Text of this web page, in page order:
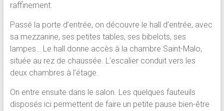
raffinement.
Passé la porte d’entrée, on découvre le hall d’entrée, avec
sa mezzanine, ses petites tables, ses bibelots, ses
lampes… Le hall donne accès à la chambre Saint-Malo,
située au rez de chaussée. L’escalier conduit vers les
deux chambres à l’étage.
On entre ensuite dans le salon. Les quelques fauteuils
disposés ici permettent de faire un petite pause bien-être